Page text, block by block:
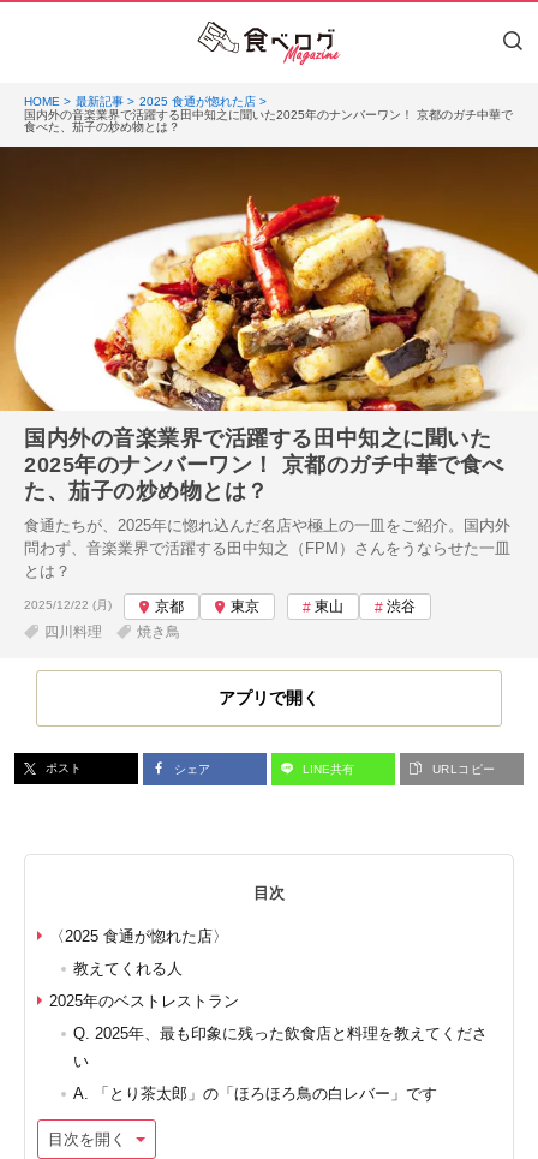
HOME 最新記事
2025 食通が惚れた店
国内外の音楽業界で活躍する田中知之に聞いた2025年のナンバーワン！ 京都のガチ中華で
食べた、茄子の炒め物とは？
国内外の音楽業界で活躍する田中知之に聞いた
2025年のナンバーワン！ 京都のガチ中華で食べ
た、茄子の炒め物とは？
食通たちが、2025年に惚れ込んだ名店や極上の一皿をご紹介。国内外
問わず、音楽業界で活躍する田中知之（FPM）さんをうならせた一皿
とは？
投稿日:
2025/12/22 (月) 京都 東京 東山
渋谷
四川料理
焼き鳥
アプリで開く
ポスト シェア LINE共有 URLコピー
目次
〈2025 食通が惚れた店〉
教えてくれる人
2025年のベストレストラン
Q. 2025年、最も印象に残った飲食店と料理を教えてくださ
い
A. 「とり茶太郎」の「ほろほろ鳥の白レバー」です
目次を開く